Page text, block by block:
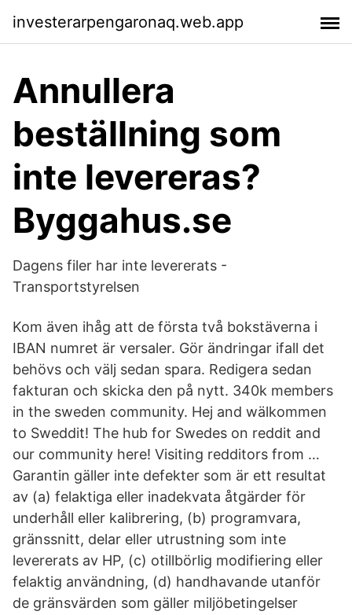
investerarpengaronaq.web.app
Annullera
beställning som
inte levereras?
Byggahus.se
Dagens filer har inte levererats -
Transportstyrelsen
Kom även ihåg att de första två bokstäverna i
IBAN numret är versaler. Gör ändringar ifall det
behövs och välj sedan spara. Redigera sedan
fakturan och skicka den på nytt. 340k members
in the sweden community. Hej and wälkommen
to Sweddit! The hub for Swedes on reddit and
our community here! Visiting redditors from …
Garantin gäller inte defekter som är ett resultat
av (a) felaktiga eller inadekvata åtgärder för
underhåll eller kalibrering, (b) programvara,
gränssnitt, delar eller utrustning som inte
levererats av HP, (c) otillbörlig modifiering eller
felaktig användning, (d) handhavande utanför
de gränsvärden som gäller miljöbetingelser